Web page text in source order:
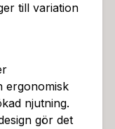
till variation
ergonomisk
njutning.
gör det